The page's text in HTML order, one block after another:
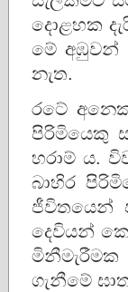
දොළහක
මේ අඹුවන්
නැත.
රටේ
පිරිමියෙකු
හරාම් ය.
බාහිර
ජීවිතයෙන්
දෙවියන්
ගැනීමේ